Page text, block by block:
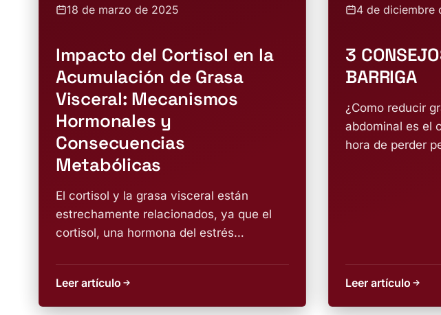
18 de marzo de 2025
Impacto del Cortisol en la
Acumulación de Grasa
Visceral: Mecanismos
Hormonales y
Consecuencias
Metabólicas
El cortisol y la grasa visceral están
estrechamente relacionados, ya que el
cortisol, una hormona del estrés
Leer artículo
4 de diciembre
3
BARRIGA
¿Como reducir
abdominal es el
hora de perder
Leer artículo